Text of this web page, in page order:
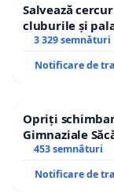
Salvează
cluburile și
3 329 semnături
Notificare de
Opriți
Gimnaziale
453 semnături
Notificare de